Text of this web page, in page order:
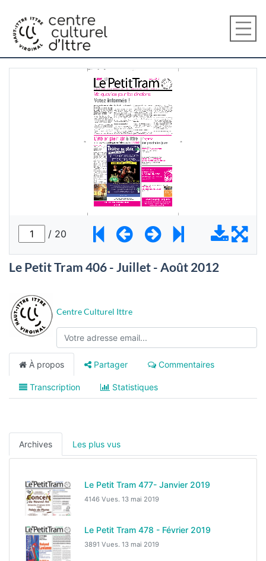
Le Petit Tram 406 - Juillet - Août 2012
Centre Culturel Ittre
À propos Partager Commentaires
Transcription Statistiques
Archives Les plus vus
Le Petit Tram 477- Janvier 2019
4146 Vues. 13 mai 2019
Le Petit Tram 478 - Février 2019
3891 Vues. 13 mai 2019